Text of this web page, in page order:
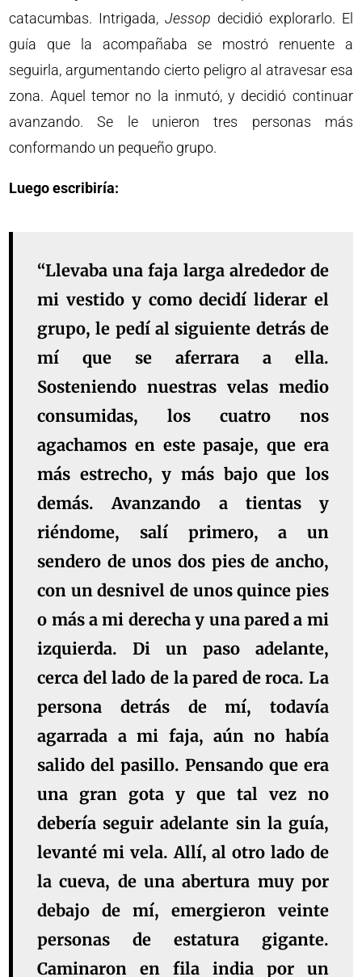
catacumbas. Intrigada,Jessop decidió explorarlo. El
guía que la acompañaba se mostró renuente a
seguirla, argumentando cierto peligro al atravesar esa
zona. Aquel temor no la inmutó, y decidió continuar
avanzando. Se le unieron tres personas más
conformando un pequeño grupo.
Luego escribiría:
“Llevaba una faja larga alrededor de
mi vestido y como decidí liderar el
grupo, le pedí al siguiente detrás de
mí que se aferrara a ella.
Sosteniendo nuestras velas medio
consumidas, los cuatro nos
agachamos en este pasaje, que era
más estrecho, y más bajo que los
demás. Avanzando a tientas y
riéndome, salí primero, a un
sendero de unos dos pies de ancho,
con un desnivel de unos quince pies
o más a mi derecha y una pared a mi
izquierda. Di un paso adelante,
cerca del lado de la pared de roca. La
persona detrás de mí, todavía
agarrada a mi faja, aún no había
salido del pasillo. Pensando que era
una gran gota y que tal vez no
debería seguir adelante sin la guía,
levanté mi vela. Allí, al otro lado de
la cueva, de una abertura muy por
debajo de mí, emergieron veinte
personas de estatura gigante.
Caminaron en fila india por un